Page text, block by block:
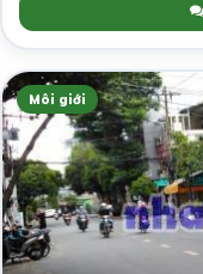
Môi giới